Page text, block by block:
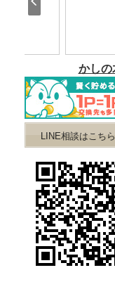
LINE相談はこちら